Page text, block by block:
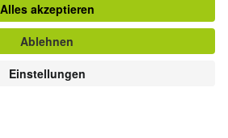
Institut 2026
Datenschutzerklärung